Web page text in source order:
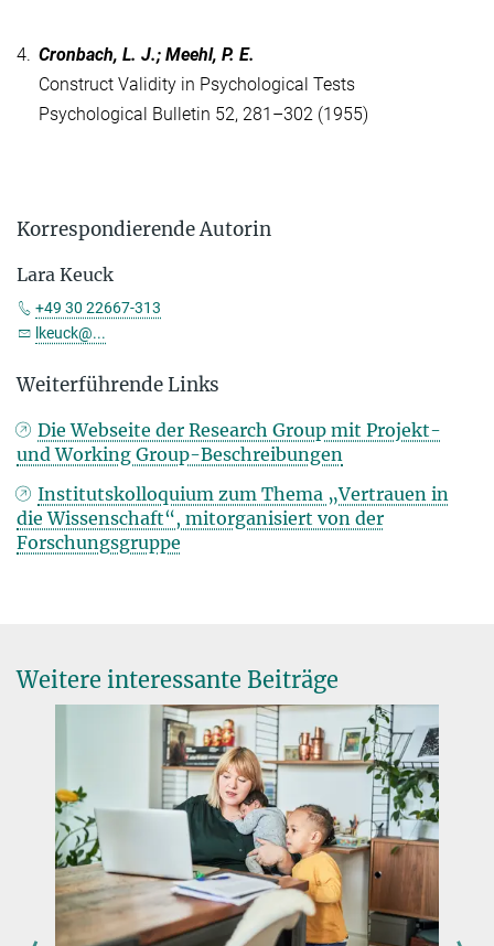
4. Cronbach, L. J.; Meehl, P. E.
Construct Validity in Psychological Tests
Psychological Bulletin 52, 281–302 (1955)
Korrespondierende Autorin
Lara Keuck
+49 30 22667-313
lkeuck@...
Weiterführende Links
Die Webseite der Research Group mit Projekt-
und Working Group-Beschreibungen
Institutskolloquium zum Thema „Vertrauen in
die Wissenschaft“, mitorganisiert von der
Forschungsgruppe
Weitere interessante Beiträge